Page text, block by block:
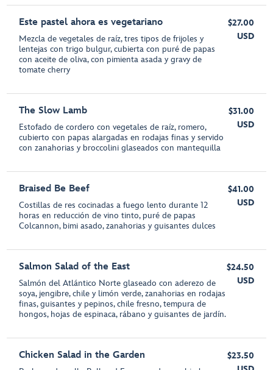
Este pastel ahora es vegetariano
Mezcla de vegetales de raíz, tres tipos de frijoles y
lentejas con trigo bulgur, cubierta con puré de papas
con aceite de oliva, con pimienta asada y gravy de
tomate cherry
$27.00
USD
The Slow Lamb
Estofado de cordero con vegetales de raíz, romero,
cubierto con papas alargadas en rodajas finas y servido
con zanahorias y broccolini glaseados con mantequilla
$31.00
USD
Braised Be Beef
Costillas de res cocinadas a fuego lento durante 12
horas en reducción de vino tinto, puré de papas
Colcannon, bimi asado, zanahorias y guisantes dulces
$41.00
USD
Salmon Salad of the East
Salmón del Atlántico Norte glaseado con aderezo de
soya, jengibre, chile y limón verde, zanahorias en rodajas
finas, guisantes y pepinos, chile fresno, tempura de
hongos, hojas de espinaca, rábano y guisantes de jardín.
$24.50
USD
Chicken Salad in the Garden
$23.50